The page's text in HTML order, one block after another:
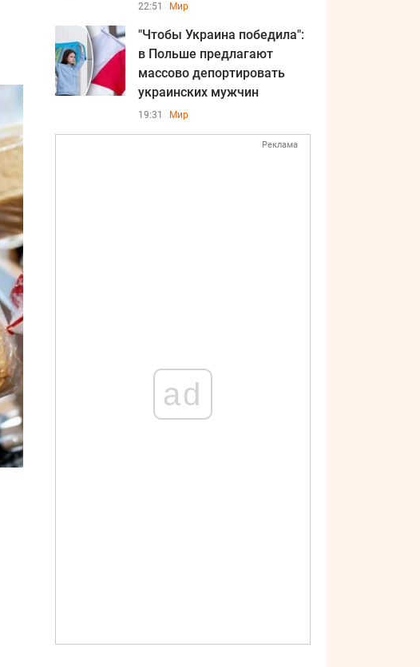
22:51 Мир
"Чтобы Украина победила":
в Польше предлагают
массово депортировать
украинских мужчин
19:31 Мир
Реклама
ad